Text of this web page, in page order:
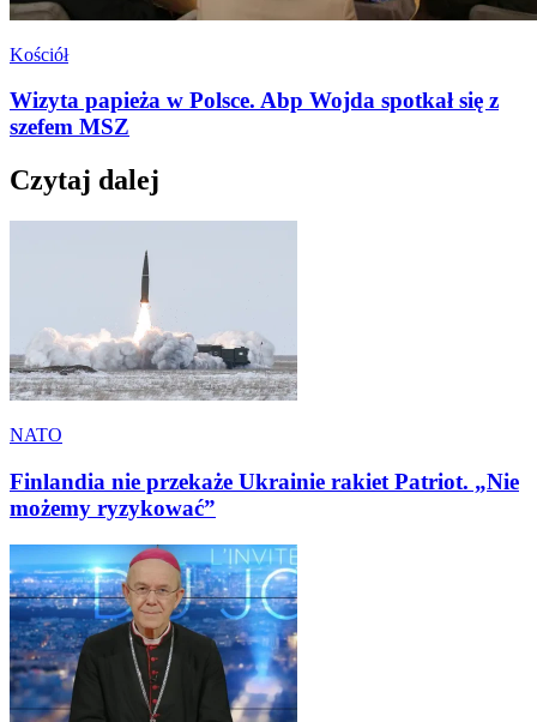
Kościół
Wizyta papieża w Polsce. Abp Wojda spotkał się z
szefem MSZ
Czytaj dalej
NATO
Finlandia nie przekaże Ukrainie rakiet Patriot. „Nie
możemy ryzykować”